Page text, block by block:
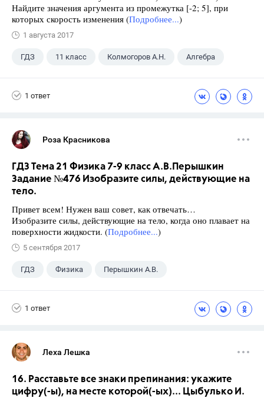
Найдите значения аргумента из промежутка [-2; 5], при
которых скорость изменения (Подробнее...)
1 августа 2017
ГДЗ 11 класс Колмогоров А.Н. Алгебра
1 ответ
Роза Красникова
ГДЗ Тема 21 Физика 7-9 класс А.В.Перышкин
Задание №476 Изобразите силы, действующие на
тело.
Привет всем! Нужен ваш совет, как отвечать…
Изобразите силы, действующие на тело, когда оно плавает на
поверхности жидкости. (Подробнее...)
5 сентября 2017
ГДЗ Физика Перышкин А.В.
1 ответ
Леха Лешка
16. Расставьте все знаки препинания: укажите
цифру(-ы), на месте которой(-ых)... Цыбулько И.